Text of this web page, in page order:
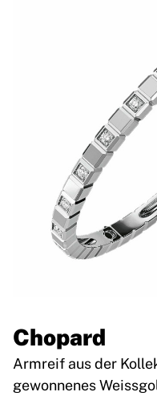
Chopard
Armreif aus der
gewonnenes